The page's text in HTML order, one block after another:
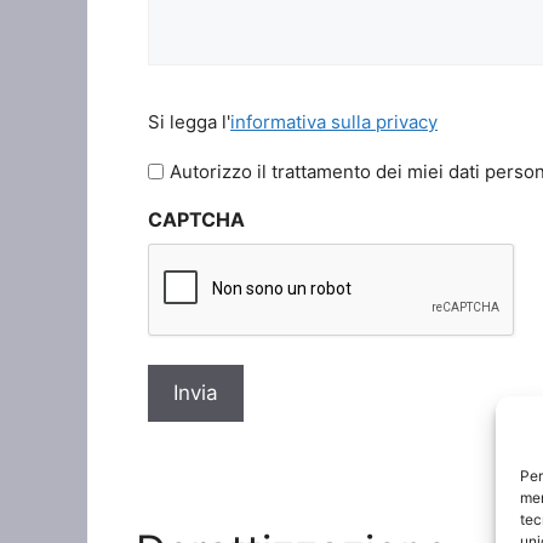
legga
l'informativa
privacy
Si legga l'informativa sulla privacy
Autorizzo il trattamento dei miei dati
CAPTCHA